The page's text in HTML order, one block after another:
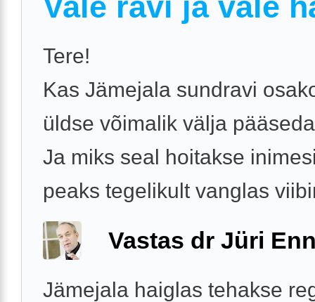
Tere!
Kas Jämejala sundravi
üldse võimalik välja
Ja miks seal hoitakse
peaks tegelikult vanglas
Vastas dr Jüri
Jämejala haiglas tehakse